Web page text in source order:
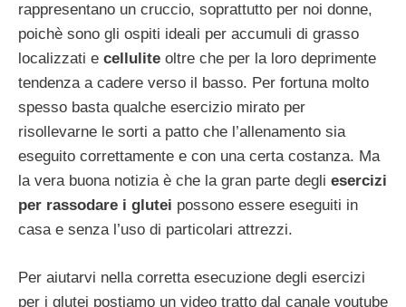
rappresentano un cruccio, soprattutto per noi donne,
poichè sono gli ospiti ideali per accumuli di grasso
localizzati e cellulite oltre che per la loro deprimente
tendenza a cadere verso il basso. Per fortuna molto
spesso basta qualche esercizio mirato per
risollevarne le sorti a patto che l’allenamento sia
eseguito correttamente e con una certa costanza. Ma
la vera buona notizia è che la gran parte degli esercizi
per rassodare i glutei possono essere eseguiti in
casa e senza l’uso di particolari attrezzi.
Per aiutarvi nella corretta esecuzione degli esercizi
per i glutei postiamo un video tratto dal canale youtube